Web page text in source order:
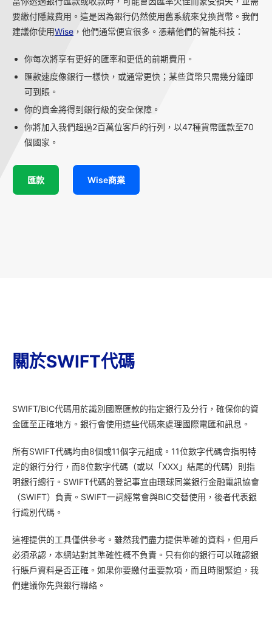
要繳付隱藏費用。這是因為銀行仍然使用舊系統來兌換貨幣。我們
建議你使用Wise ，他們通常便宜很多。憑藉他們的智能科技：
你每次將享有更好的匯率和更低的前期費用。
匯款速度像銀行一樣快，或通常更快；某些貨幣只需幾分鐘即
可到賬。
你的資金將得到銀行級的安全保障。
你將加入我們超過2百萬位客戶的行列，以47種貨幣匯款至70
個國家。
匯款 Wise商業
關於SWIFT代碼
SWIFT/BIC代碼用於識別國際匯款的指定銀行及分行，確保你的資
金匯至正確地方。銀行會使用這些代碼來處理國際電匯和訊息。
所有SWIFT代碼均由8個或11個字元組成。11位數字代碼會指明特
定的銀行分行，而8位數字代碼（或以「XXX」結尾的代碼）則指
明銀行總行。SWIFT代碼的登記事宜由環球同業銀行金融電訊協會
（SWIFT）負責。SWIFT一詞經常會與BIC交替使用，後者代表銀
行識別代碼。
這裡提供的工具僅供參考。雖然我們盡力提供準確的資料，但用戶
必須承認，本網站對其準確性概不負責。只有你的銀行可以確認銀
行賬戶資料是否正確。如果你要繳付重要款項，而且時間緊迫，我
們建議你先與銀行聯絡。